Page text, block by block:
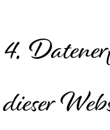
4.
dieser